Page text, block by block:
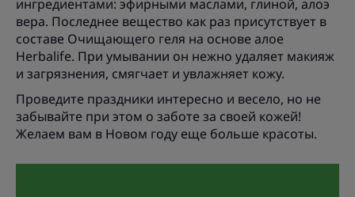
ингредиентами: эфирными маслами, глиной, алоэ
вера. Последнее вещество как раз присутствует в
составе Очищающего геля на основе алое
Herbalife. При умывании он нежно удаляет макияж
и загрязнения, смягчает и увлажняет кожу.
Проведите праздники интересно и весело, но не
забывайте при этом о заботе за своей кожей!
Желаем вам в Новом году еще больше красоты.